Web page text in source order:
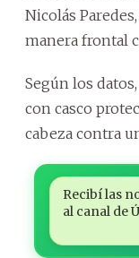
Nicolás
manera frontal
Según los
con casco
cabeza contra
Recibí las
al canal de